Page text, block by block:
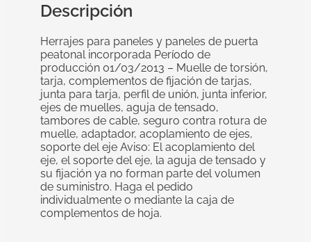
Descripción
Herrajes para paneles y paneles de puerta
peatonal incorporada Período de
producción 01/03/2013 – Muelle de torsión,
tarja, complementos de fijación de tarjas,
junta para tarja, perfil de unión, junta inferior,
ejes de muelles, aguja de tensado,
tambores de cable, seguro contra rotura de
muelle, adaptador, acoplamiento de ejes,
soporte del eje Aviso: El acoplamiento del
eje, el soporte del eje, la aguja de tensado y
su fijación ya no forman parte del volumen
de suministro. Haga el pedido
individualmente o mediante la caja de
complementos de hoja.